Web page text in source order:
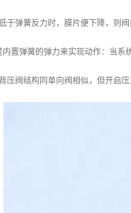
于弹簧反力时，膜片便下降，则
内置弹簧的弹力来实现动作：当
压阀结构同单向阀相似，但开启压